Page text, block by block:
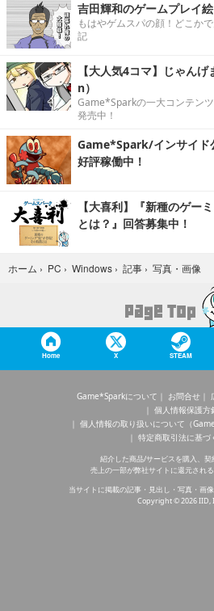
吉田輝和のゲームプレイ
もはやゲムスパの顔！どこか
記
【大人気4コマ】じゃん
n）
Game*Sparkの一大コンテン
発売中！
Game*Spark/インサイド
好評稼働中！
【大喜利】『新種のゲー
とは？』回答募集中！
ホーム › PC › Windows › 記事 › 写真・画像
Home X STEAM
Game*Sparkについて お問合せ
個人情報保護方
個人情報の取り扱いについて（
特定商取引法に基づ
紹介した商品/サービスを購入、契
売上の一部が弊社サイトに還元される
当サイトに掲載の記事・見出し・写真・画
Copyright © 2026 IID,